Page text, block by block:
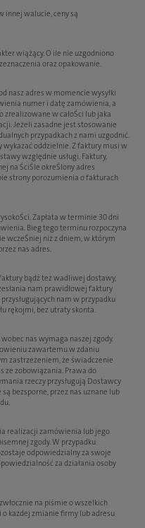
innej walucie, ceny są
wiążący. O ile nie uzgodniono
oraz opakowanie.
nasz adres w momencie wysyłki
numer i datę zamówienia, a
w całoŚci lub jaka
Jeżeli zasadne jest stosowanie
przypadkach z nami uzgodnić.
wykazać oddzielnie. Z faktury musi w
względnie usługi. Faktury,
na ŚciŚle okreŚlony adres
strony porozumienia o fakturach
Zapłata w terminie 30 dni
Bieg tego terminu rozpoczyna
wczeŚniej niż z dniem, w którym
nas adres.
bądź też wadliwej dostawy,
nam prawidłowej faktury
nam w przypadku
rękojmi, bez utraty skonta.
nas wymaga naszej zgody.
zawartemu w zdaniu
zastrzeżeniem, że świadczenie
ze zobowiązania. Prawa do
rzeczy przysługują Dostawcy
bezsporne, przez nas uznane lub
realizacji zamówienia lub jego
zgody. W przypadku
odpowiedzialny za swoje
za działania osoby
na piśmie o wszelkich
każdej zmianie firmy lub adresu